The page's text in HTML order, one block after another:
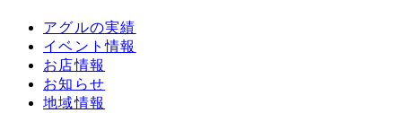
アグルの実績
イベント情報
お店情報
お知らせ
地域情報